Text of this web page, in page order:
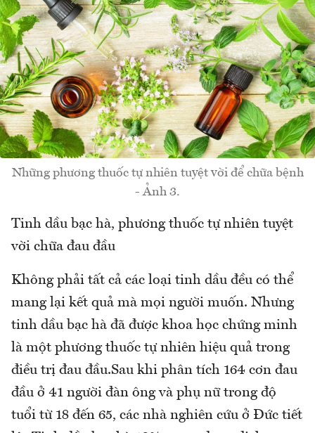
Những phương thuốc tự nhiên tuyệt vời để chữa bệnh
- Ảnh 3.
Tinh dầu bạc hà, phương thuốc tự nhiên tuyệt
vời chữa đau đầu
Không phải tất cả các loại tinh dầu đều có thể
mang lại kết quả mà mọi người muốn. Nhưng
tinh dầu bạc hà đã được khoa học chứng minh
là một phương thuốc tự nhiên hiệu quả trong
điều trị đau đầu.Sau khi phân tích 164 cơn đau
đầu ở 41 người đàn ông và phụ nữ trong độ
tuổi từ 18 đến 65, các nhà nghiên cứu ở Đức tiết